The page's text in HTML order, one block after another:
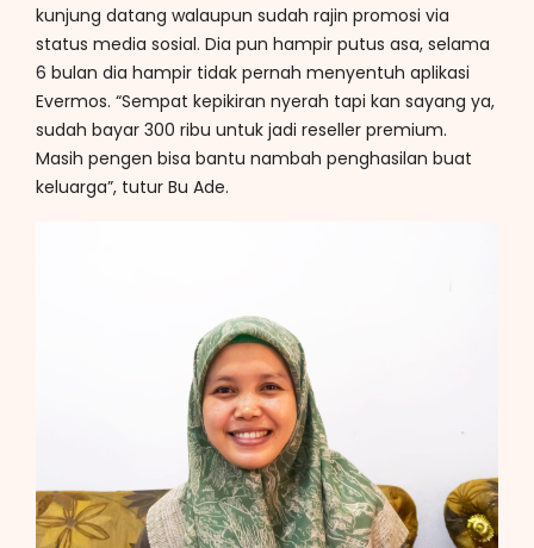
kunjung datang walaupun sudah rajin promosi via
status media sosial. Dia pun hampir putus asa, selama
6 bulan dia hampir tidak pernah menyentuh aplikasi
Evermos. “Sempat kepikiran nyerah tapi kan sayang ya,
sudah bayar 300 ribu untuk jadi reseller premium.
Masih pengen bisa bantu nambah penghasilan buat
keluarga”, tutur Bu Ade.